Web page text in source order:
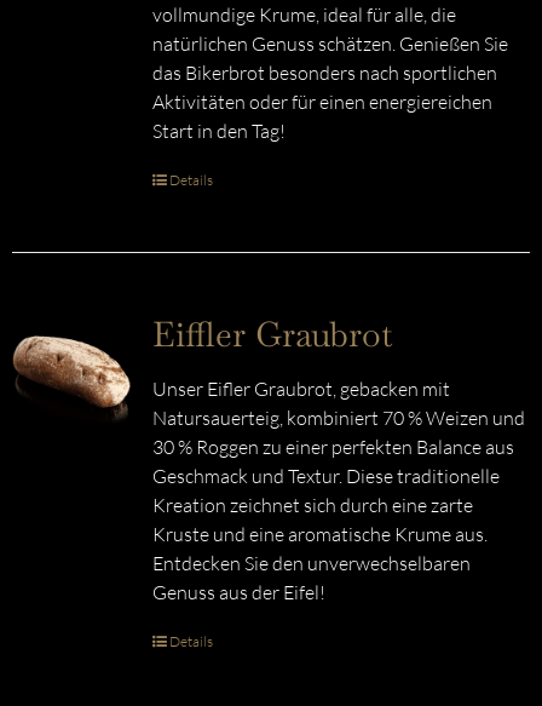
vollmundige Krume, ideal für alle, die
natürlichen Genuss schätzen. Genießen Sie
das Bikerbrot besonders nach sportlichen
Aktivitäten oder für einen energiereichen
Start in den Tag!
Details
Eiffler Graubrot
Unser Eifler Graubrot, gebacken mit
Natursauerteig, kombiniert 70 % Weizen und
30 % Roggen zu einer perfekten Balance aus
Geschmack und Textur. Diese traditionelle
Kreation zeichnet sich durch eine zarte
Kruste und eine aromatische Krume aus.
Entdecken Sie den unverwechselbaren
Genuss aus der Eifel!
Details